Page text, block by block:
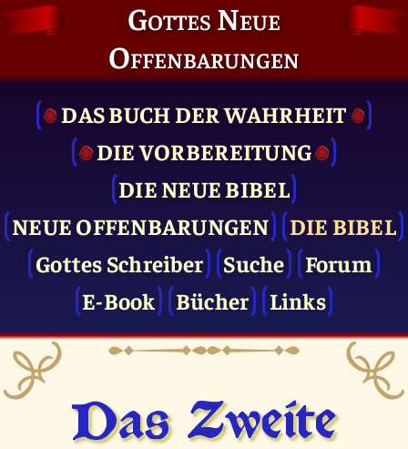
Gottes Neue
Offenbarungen
DAS BUCH DER WAHRHEIT
DIE VOR­BEREITUNG
DIE NEUE BIBEL
NEUE OFFENBARUNGEN
DIE BIBEL
Gottes Schreiber
Suche
Forum
E-Book
Bücher Links
Das Zweite